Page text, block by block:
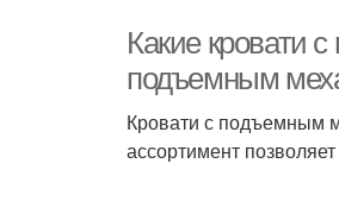
Какие кровати
подъемным
Кровати с подъемным
ассортимент